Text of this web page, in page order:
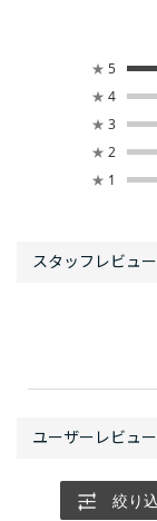
★ 5
★ 4
★ 3
★ 2
★ 1
絞り